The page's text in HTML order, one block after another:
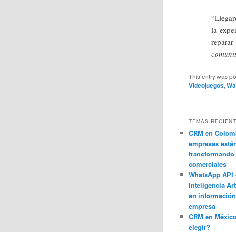
la
This entry was
Videojuegos,
TEMAS
CRM en
empresas están
comerciales
WhatsApp API
Inteligencia
en
empresa
CRM en
elegir?